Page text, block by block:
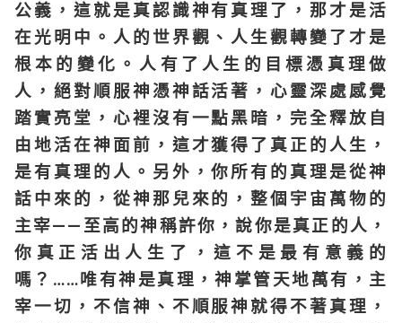
公義，這就是真認識神有真理了，那才是活
在光明中。人的世界觀、人生觀轉變了才是
根本的變化。人有了人生的目標憑真理做
人，絕對順服神憑神話活著，心靈深處感覺
踏實亮堂，心裡沒有一點黑暗，完全釋放自
由地活在神面前，這才獲得了真正的人生，
是有真理的人。另外，你所有的真理是從神
話中來的，從神那兒來的，整個宇宙萬物的
主宰——至高的神稱許你，說你是真正的人，
你真正活出人生了，這不是最有意義的
嗎？……唯有神是真理，神掌管天地萬有，主
宰一切，不信神、不順服神就得不著真理，